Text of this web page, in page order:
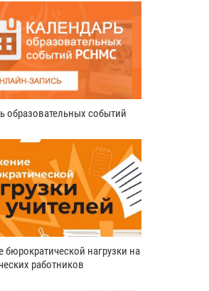
образовательных событий
нагрузки на
работников